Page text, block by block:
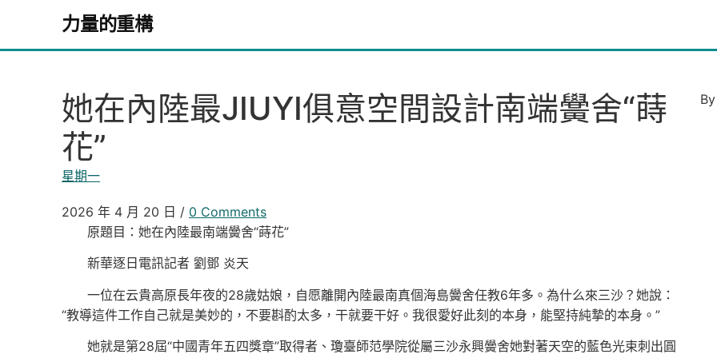
力量的重構
她在內陸最JIUYI俱意空間設計南端黌舍“蒔
花”
星期一
2026 年 4 月 20 日 / 0 Comments
原題目：她在內陸最南端黌舍“蒔花”
新華逐日電訊記者 劉鄧 炎天
一位在云貴高原長年夜的28歲姑娘，自愿離開內陸最南真個海島黌舍任教6年多。為什么來三沙？她說：
“教導這件工作自己就是美妙的，不要斟酌太多，干就要干好。我很愛好此刻的本身，能堅持純摯的本身。”
她就是第28屆“中國青年五四獎章”取得者、瓊臺師范學院從屬三沙永興黌舍她對著天空的藍色光束刺出圓